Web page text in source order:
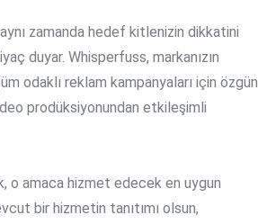
zamanda hedef kitlenizin dikkatini
duyar. Whisperfuss, markanızın
odaklı reklam kampanyaları için özgün
prodüksiyonundan etkileşimli
o amaca hizmet edecek en uygun
bir hizmetin tanıtımı olsun,